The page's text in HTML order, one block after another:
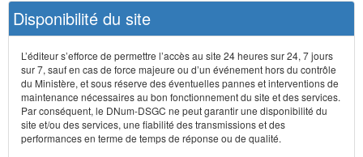
Disponibilité du site
L’éditeur s’efforce de permettre l’accès au site 24 heures sur 24, 7 jours
sur 7, sauf en cas de force majeure ou d’un événement hors du contrôle
du Ministère, et sous réserve des éventuelles pannes et interventions de
maintenance nécessaires au bon fonctionnement du site et des services.
Par conséquent, le DNum-DSGC ne peut garantir une disponibilité du
site et/ou des services, une fiabilité des transmissions et des
performances en terme de temps de réponse ou de qualité.